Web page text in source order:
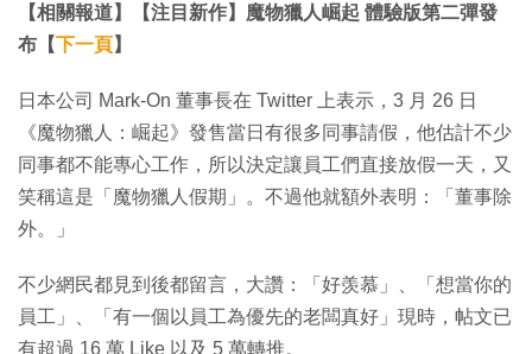
【相關報道】【注目新作】魔物獵人崛起 體驗版第二彈發
布【下一頁】
日本公司 Mark-On 董事長在 Twitter 上表示，3 月 26 日
《魔物獵人：崛起》發售當日有很多同事請假，他估計不少
同事都不能專心工作，所以決定讓員工們直接放假一天，又
笑稱這是「魔物獵人假期」。不過他就額外表明：「董事除
外。」
不少網民都見到後都留言，大讚：「好羡慕」、「想當你的
員工」、「有一個以員工為優先的老闆真好」現時，帖文已
有超過 16 萬 Like 以及 5 萬轉推。